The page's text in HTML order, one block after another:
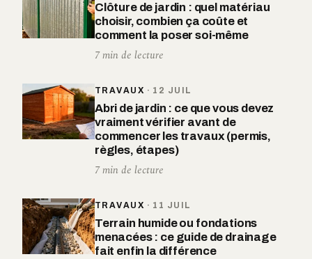
Clôture de jardin : quel matériau
choisir, combien ça coûte et
comment la poser soi-même
7 min de lecture
TRAVAUX · 12 JUIL
Abri de jardin : ce que vous devez
vraiment vérifier avant de
commencer les travaux (permis,
règles, étapes)
7 min de lecture
TRAVAUX · 11 JUIL
Terrain humide ou fondations
menacées : ce guide de drainage
fait enfin la différence